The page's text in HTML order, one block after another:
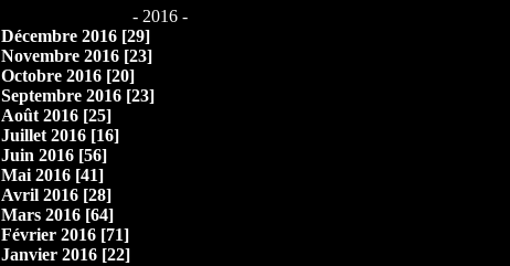
- 2016 -
Décembre 2016 [29]
Novembre 2016 [23]
Octobre 2016 [20]
Septembre 2016 [23]
Août 2016 [25]
Juillet 2016 [16]
Juin 2016 [56]
Mai 2016 [41]
Avril 2016 [28]
Mars 2016 [64]
Février 2016 [71]
Janvier 2016 [22]